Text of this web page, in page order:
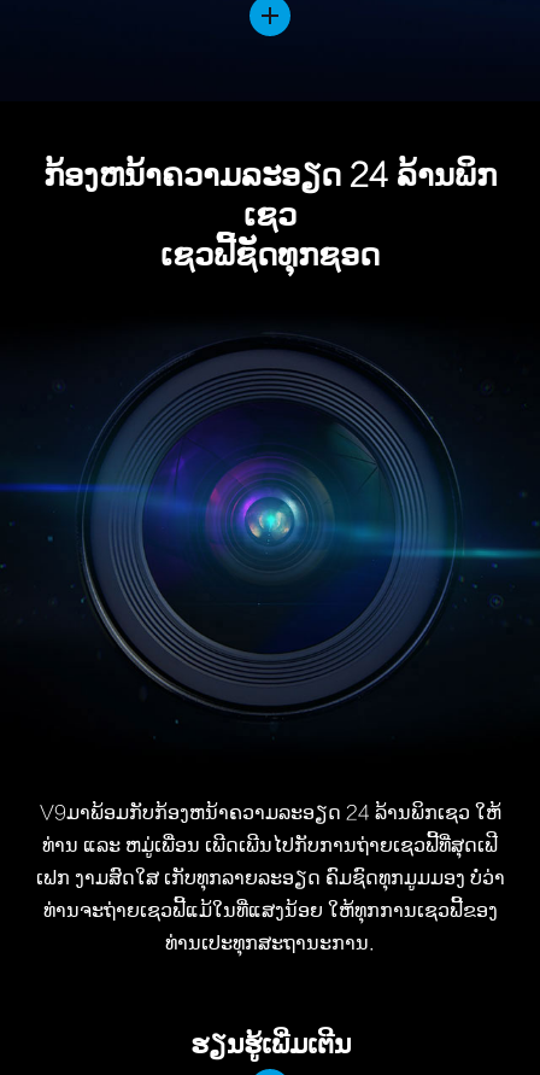
ກ້ອງຫນ້າຄວາມລະອຽດ 24 ລ້ານພິກ
ເຊວ
ເຊວຟີ້ຊັດທຸກຊອດ
V9ມາພ້ອມກັບກ້ອງຫນ້າຄວາມລະອຽດ 24 ລ້ານພິກເຊວ ໃຫ້
ທ່ານ ແລະ ຫມູ່ເພື່ອນ ເພີດເພີນໄປກັບການຖ່າຍເຊວຟີ້ທີ່ສຸດເຟີ
ເຟກ ງາມສົດໃສ ເກັບທຸກລາຍລະອຽດ ຄົມຊົດທຸກມູມມອງ ບໍ່ວ່າ
ທ່ານຈະຖ່າຍເຊວຟີ້ແມ້ໃນທີ່ແສງນ້ອຍ ໃຫ້ທຸກການເຊວຟີ້ຂອງ
ທ່ານເປະທຸກສະຖານະການ.
ຮຽນຮູ້ເພີ່ມເຕີນ